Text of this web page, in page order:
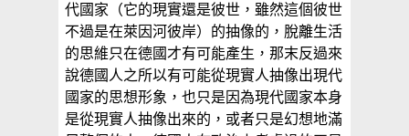
代國家（它的現實還是彼世，雖然這個彼世
不過是在萊因河彼岸）的抽像的，脫離生活
的思維只在德國才有可能產生，那末反過來
說德國人之所以有可能從現實人抽像出現代
國家的思想形象，也只是因為現代國家本身
是從現實人抽像出來的，或者只是幻想地滿